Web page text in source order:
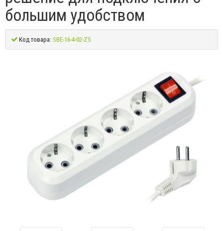
большим удобством
Код товара: SBE-16-4-02-ZS